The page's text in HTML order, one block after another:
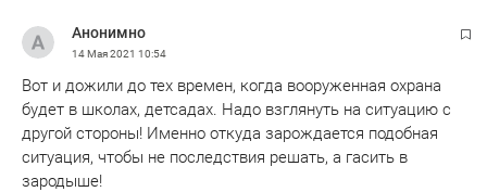
Анонимно
14 Мая 2021 10:54
Вот и дожили до тех времен, когда вооруженная охрана
будет в школах, детсадах. Надо взглянуть на ситуацию с
другой стороны! Именно откуда зарождается подобная
ситуация, чтобы не последствия решать, а гасить в
зародыше!